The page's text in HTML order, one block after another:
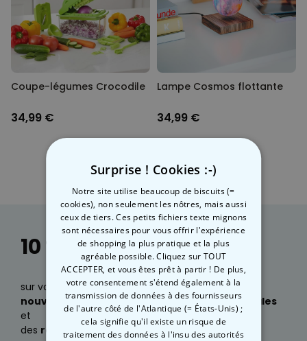
Personnalisable
Poster photo personnalisé
avec texte
Chaussettes personnalisées
avec votre animal de
compagnie
plus de
14.000
exemplaires
Personnalisable
Tablier de cuisine
personnalisé Édition limitée
plus de 2.400
exemplaires
29,99 €
Coupe-légumes Crocodile
34,99 €
Lampe Cosmos flottante
34,99 €
10 % de réduction
sur votre prochaine commande, des infos sur nos
nouveautés, ainsi que des idées cadeaux géniales
et
des réductions exclusives?
Surprise ! Cookies :-)
Notre site utilise beaucoup de biscuits (=
cookies), non seulement les nôtres, mais aussi
ceux de tiers. Ces petits fichiers texte mignons
sont nécessaires pour vous offrir l'expérience
de shopping la plus pratique et la plus
agréable possible. Cliquez sur TOUT
ACCEPTER, et vous êtes prêt à partir ! De plus,
votre consentement s'étend également à la
transmission de données à des fournisseurs
de l'autre côté de l'Atlantique (= États-Unis) ;
cela signifie qu'il existe un risque de
traitement des données à l'insu des autorités